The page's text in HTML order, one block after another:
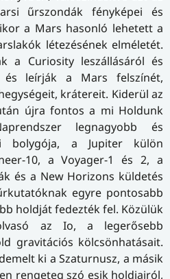
űrszondák fényképei és
a Mars hasonló lehetett a
létezésének elméletét.
a Curiosity leszállásáról és
leírják a Mars felszínét,
krátereit. Kiderül az
újra fontos a mi Holdunk
legnagyobb és
bolygója, a Jupiter külön
10, a Voyager-1 és 2, a
és a New Horizons küldetés
egyre pontosabb
holdját fedezték fel. Közülük
az Io, a legerősebb
gravitációs kölcsönhatásait.
ki a Szaturnusz, a másik
rengeteg szó esik holdjairól,